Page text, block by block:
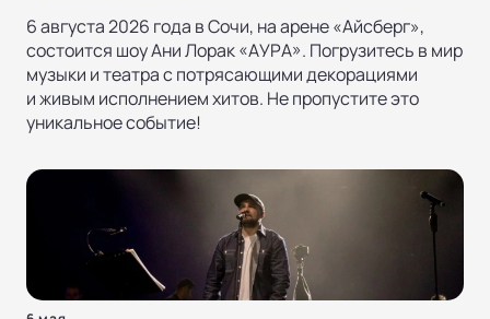
6 августа 2026 года в Сочи, на арене «Айсберг»,
состоится шоу Ани Лорак «АУРА». Погрузитесь в мир
музыки и театра с потрясающими декорациями
и живым исполнением хитов. Не пропустите это
уникальное событие!